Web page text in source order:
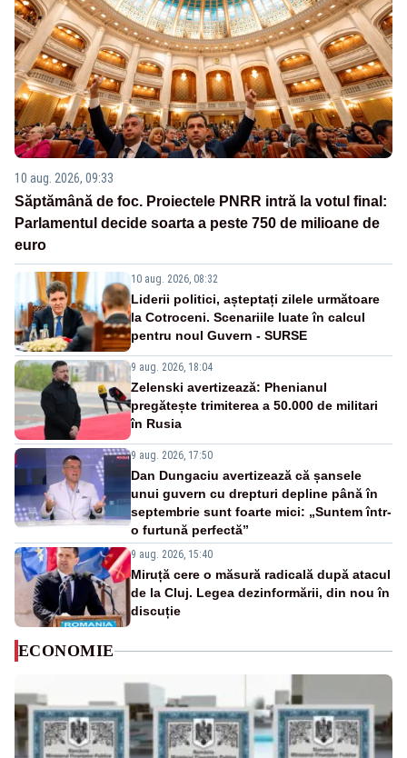
10 aug. 2026, 09:33
Săptămână de foc. Proiectele PNRR intră la votul final:
Parlamentul decide soarta a peste 750 de milioane de
euro
10 aug. 2026, 08:32
Liderii politici, așteptați zilele următoare
la Cotroceni. Scenariile luate în calcul
pentru noul Guvern - SURSE
9 aug. 2026, 18:04
Zelenski avertizează: Phenianul
pregătește trimiterea a 50.000 de militari
în Rusia
9 aug. 2026, 17:50
Dan Dungaciu avertizează că șansele
unui guvern cu drepturi depline până în
septembrie sunt foarte mici: „Suntem într-
o furtună perfectă”
9 aug. 2026, 15:40
Miruță cere o măsură radicală după atacul
de la Cluj. Legea dezinformării, din nou în
discuție
ECONOMIE